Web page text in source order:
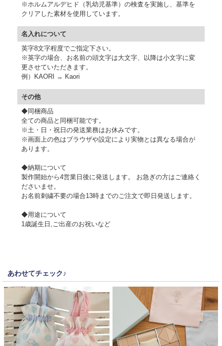
※ホルムアルデヒド（乳幼児基準）の検査を実施し、基準を
クリアした素材を使用しています。
名入れについて
英字8文字程度でご指定下さい。
※英字の場合、お名前の頭文字は大文字、以降は小文字に変
更させていただきます。
例）KAORI → Kaori
その他
◆同梱商品
全ての商品と同梱可能です。
※土・日・祝日の発送業務はお休みです。
※画面上の色はブラウザや設定により実物とは異なる場合が
あります。
◆納期について
製作開始から4営業日後に発送します。 お急ぎの方はご連絡く
ださいませ。
お名前刺繍不要の場合13時までのご注文で即日発送します。
◆用途について
1歳誕生日,ご出産のお祝いなど
あわせてチェック♪